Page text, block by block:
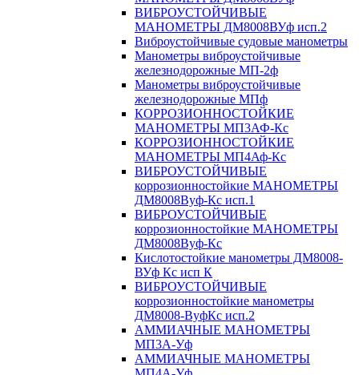
ВИБРОУСТОЙЧИВЫЕ
МАНОМЕТРЫ ДМ8008ВУф исп.2
Виброустойчивые судовые манометры
Манометры виброустойчивые
железнодорожные МП-2ф
Манометры виброустойчивые
железнодорожные МПф
КОРРОЗИОННОСТОЙКИЕ
МАНОМЕТРЫ МП3АФ-Кс
КОРРОЗИОННОСТОЙКИЕ
МАНОМЕТРЫ МП4Аф-Кс
ВИБРОУСТОЙЧИВЫЕ
коррозионностойкие МАНОМЕТРЫ
ДМ8008Вуф-Кс исп.1
ВИБРОУСТОЙЧИВЫЕ
коррозионностойкие МАНОМЕТРЫ
ДМ8008Вуф-Кс
Кислотостойкие манометры ДМ8008-
ВУф Кс исп К
ВИБРОУСТОЙЧИВЫЕ
коррозионностойкие манометры
ДМ8008-ВуфКс исп.2
АММИАЧНЫЕ МАНОМЕТРЫ
МП3А-Уф
АММИАЧНЫЕ МАНОМЕТРЫ